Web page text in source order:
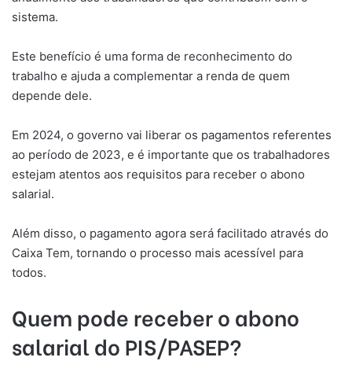
sistema.
Este benefício é uma forma de reconhecimento do
trabalho e ajuda a complementar a renda de quem
depende dele.
Em 2024, o governo vai liberar os pagamentos referentes
ao período de 2023, e é importante que os trabalhadores
estejam atentos aos requisitos para receber o abono
salarial.
Além disso, o pagamento agora será facilitado através do
Caixa Tem, tornando o processo mais acessível para
todos.
Quem pode receber o abono
salarial do PIS/PASEP?